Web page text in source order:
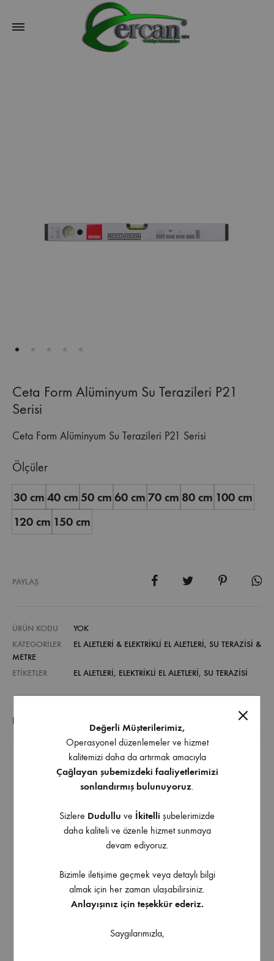
Ceta Form Alüminyum Su Terazileri P21
Serisi
Ceta Form Alüminyum Su Terazileri P21 Serisi
Ölçüler
30 cm 40 cm 50 cm 60 cm 70 cm 80 cm 100 cm
120 cm 150 cm
PAYLAŞ
ÜRÜN KODU
YOK
KATEGORILER
EL ALETLERİ & ELEKTRİKLİ EL ALETLERİ, SU TERAZISI &
METRE
ETIKETLER
EL ALETLERI, ELEKTRIKLI EL ALETLERI, SU TERAZISI
EK BILGI
Ultrasonik blok tüpler
Su terazisi çeşitler profesyonel kullanımlar için uygun
Sağlam alüminyum gövdesi ile kolay e rahat bir
çalışma işlemi sunarlar
Askı delikli
Alüminyum ile üretilmiş olmaları ile dayanıklı ve
0.50 mm/m (.0029 derece) hassasiyet
Değerli Müşterilerimiz,
Operasyonel düzenlemeler ve hizmet
kalitemizi daha da artırmak amacıyla
Çağlayan şubemizdeki faaliyetlerimizi
sonlandırmış bulunuyoruz
Sizlere Dudullu ve İkitelli şubelerimizde
daha kaliteli ve özenle hizmet sunmaya
devam ediyoruz.
Bizimle iletişime geçmek veya detaylı bilgi
almak için her zaman ulaşabilirsiniz.
Anlayışınız için teşekkür ederiz.
Saygılarımızla,